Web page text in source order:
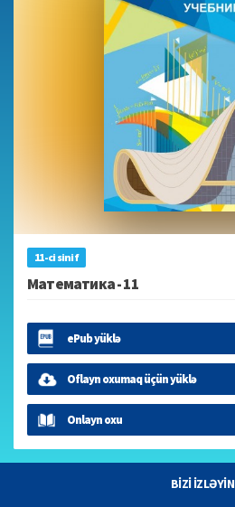
11-ci sinif
Математика - 11
ePub yüklə
Oflayn oxumaq üçün yüklə
Onlayn oxu
BİZİ İZLƏYİN